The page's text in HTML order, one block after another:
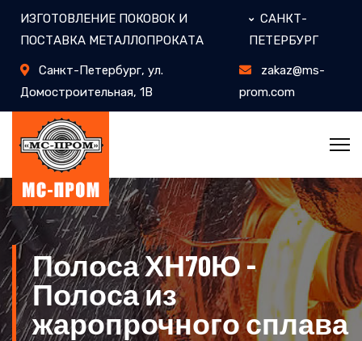
ИЗГОТОВЛЕНИЕ ПОКОВОК И
ПОСТАВКА МЕТАЛЛОПРОКАТА
САНКТ-
ПЕТЕРБУРГ
Санкт-Петербург, ул.
Домостроительная, 1В
zakaz@ms-
prom.com
Полоса ХН70Ю -
Полоса из
жаропрочного сплава